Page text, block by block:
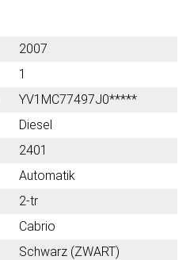
2007
1
YV1MC77497J0*****
Diesel
2401
Automatik
2-tr
Cabrio
Schwarz (ZWART)